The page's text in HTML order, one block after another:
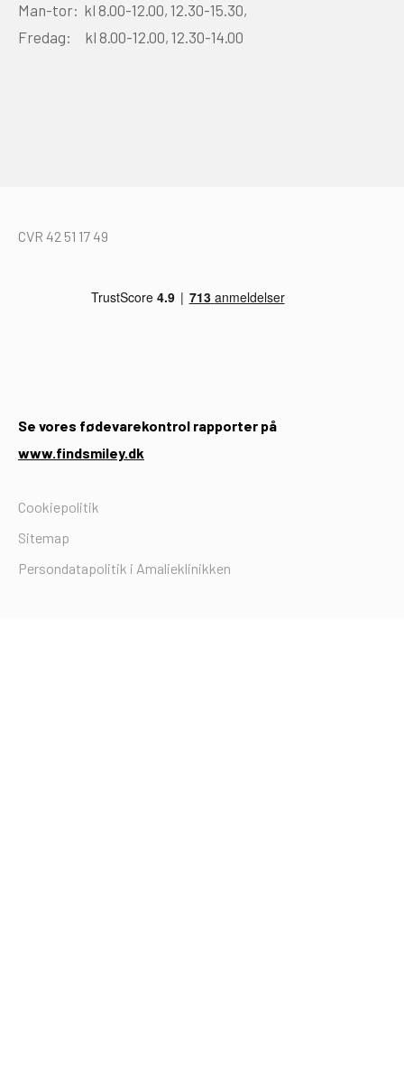
Man-tor: kl 8.00-12.00, 12.30-15.30,
Fredag: kl 8.00-12.00, 12.30-14.00
CVR 42 51 17 49
Se vores fødevarekontrol rapporter på
www.findsmiley.dk
Cookiepolitik
Sitemap
Persondatapolitik i Amalieklinikken